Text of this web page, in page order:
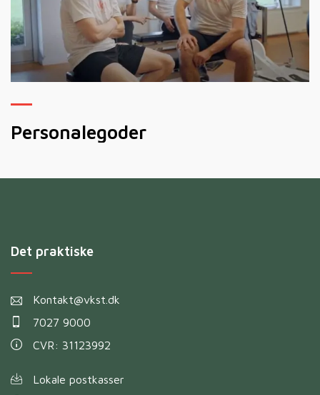
Personalegoder
Det praktiske
Kontakt@vkst.dk
7027 9000
CVR: 31123992
Lokale postkasser